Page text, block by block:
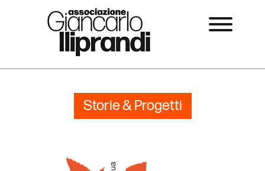
Storie & Progetti